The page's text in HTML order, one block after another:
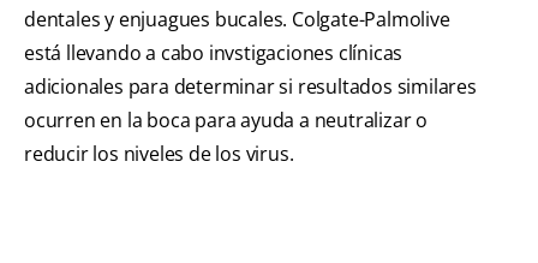
dentales y enjuagues bucales. Colgate-Palmolive
está llevando a cabo invstigaciones clínicas
adicionales para determinar si resultados similares
ocurren en la boca para ayuda a neutralizar o
reducir los niveles de los virus.